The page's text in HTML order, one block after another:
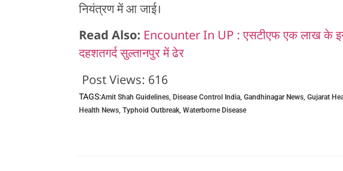
नियंत्रण में आ जाई।
Read Also: Encounter In UP : एसटीएफ एक लाख के
दहशतगर्द सुल्तानपुर में ढेर
Post Views: 616
TAGS:Amit Shah Guidelines, Disease Control India, Gandhinagar News, Gujarat
Health News, Typhoid Outbreak, Waterborne Disease